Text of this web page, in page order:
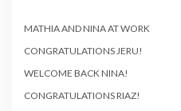
MATHIA AND NINA AT WORK
CONGRATULATIONS JERU!
WELCOME BACK NINA!
CONGRATULATIONS RIAZ!